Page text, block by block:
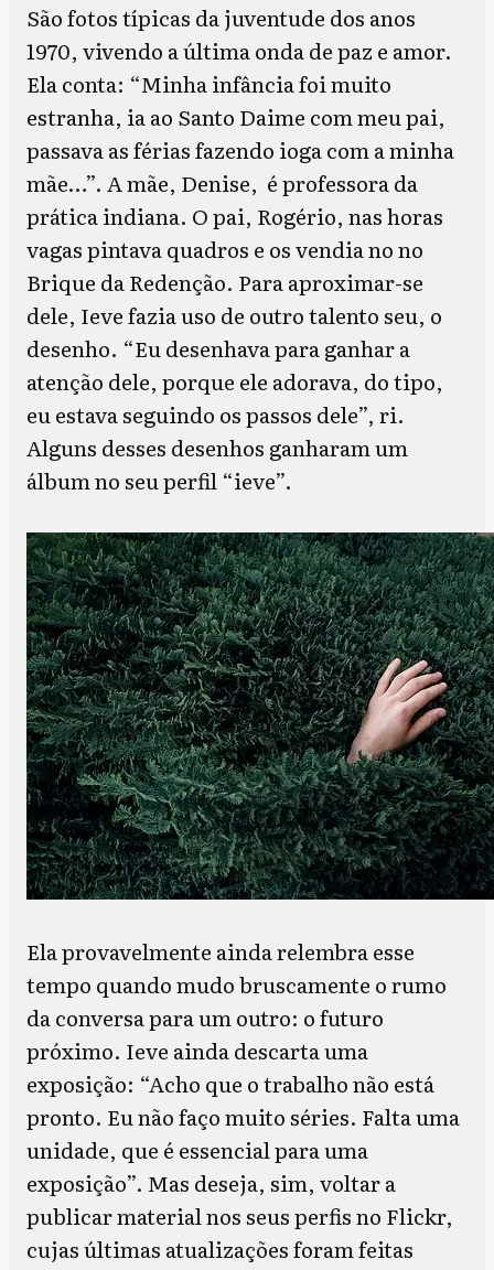
São fotos típicas da juventude dos anos
1970, vivendo a última onda de paz e amor.
Ela conta: “Minha infância foi muito
estranha, ia ao Santo Daime com meu pai,
passava as férias fazendo ioga com a minha
mãe…”. A mãe, Denise, é professora da
prática indiana. O pai, Rogério, nas horas
vagas pintava quadros e os vendia no no
Brique da Redenção. Para aproximar-se
dele, Ieve fazia uso de outro talento seu, o
desenho. “Eu desenhava para ganhar a
atenção dele, porque ele adorava, do tipo,
eu estava seguindo os passos dele”, ri.
Alguns desses desenhos ganharam um
álbum no seu perfil “ieve”.
Ela provavelmente ainda relembra esse
tempo quando mudo bruscamente o rumo
da conversa para um outro: o futuro
próximo. Ieve ainda descarta uma
exposição: “Acho que o trabalho não está
pronto. Eu não faço muito séries. Falta uma
unidade, que é essencial para uma
exposição”. Mas deseja, sim, voltar a
publicar material nos seus perfis no Flickr,
cujas últimas atualizações foram feitas